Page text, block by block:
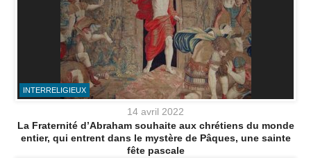
INTERRELIGIEUX
14 avril 2022
La Fraternité d’Abraham souhaite aux chrétiens du monde
entier, qui entrent dans le mystère de Pâques, une sainte
fête pascale